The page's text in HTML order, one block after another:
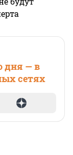
дня — в
сетях